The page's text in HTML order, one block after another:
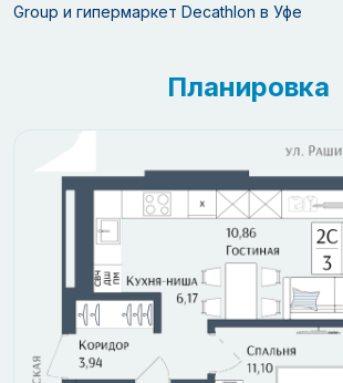
Group и гипермаркет Decathlon в Уфе
Планировка